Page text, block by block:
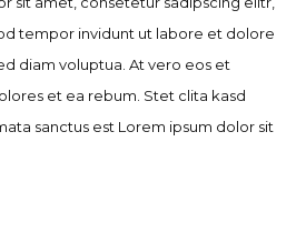
tempor invidunt ut labore et dolore
diam voluptua. At vero eos et
et ea rebum. Stet clita kasd
sanctus est Lorem ipsum dolor sit